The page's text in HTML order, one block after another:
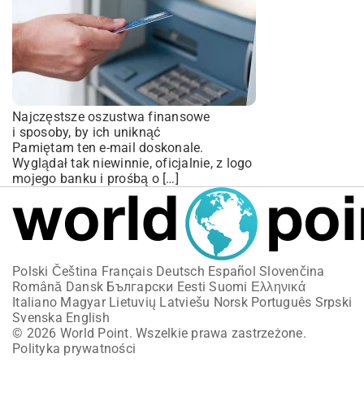
Najczęstsze oszustwa finansowe
i sposoby, by ich uniknąć
Pamiętam ten e-mail doskonale.
Wyglądał tak niewinnie, oficjalnie, z logo
mojego banku i prośbą o […]
Polski Čeština Français Deutsch Español Slovenčina
Română Dansk Български Eesti Suomi Ελληνικά
Italiano Magyar Lietuvių Latviešu Norsk Português Srpski
Svenska English
© 2026 World Point. Wszelkie prawa zastrzeżone.
Polityka prywatności